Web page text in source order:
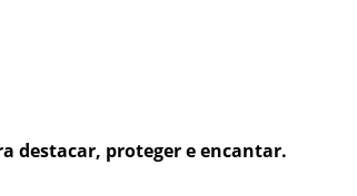
destacar, proteger e encantar.